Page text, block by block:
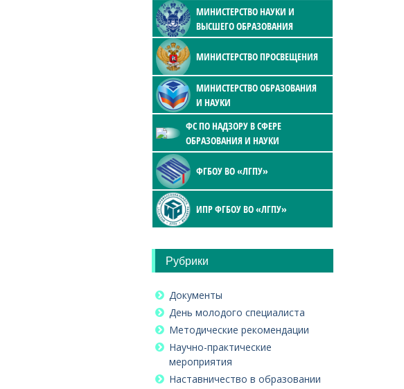
МИНИСТЕРСТВО НАУКИ И
ВЫСШЕГО ОБРАЗОВАНИЯ
МИНИСТЕРСТВО ПРОСВЕЩЕНИЯ
МИНИСТЕРСТВО ОБРАЗОВАНИЯ
И НАУКИ
ФС ПО НАДЗОРУ В СФЕРЕ
ОБРАЗОВАНИЯ И НАУКИ
ФГБОУ ВО «ЛГПУ»
ИПР ФГБОУ ВО «ЛГПУ»
Рубрики
Документы
День молодого специалиста
Методические рекомендации
Научно-практические
мероприятия
Наставничество в образовании